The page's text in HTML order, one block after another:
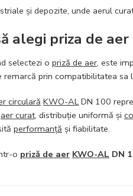
și depozite, unde aerul
alegi priza de
selectezi o priză de aer, este
remarcă prin compatibilitatea
circulară KWO-ALDN 100
aer curat, distribuție uniformă și
performanță și fiabilitate.
o priză de aer KWO-AL DN